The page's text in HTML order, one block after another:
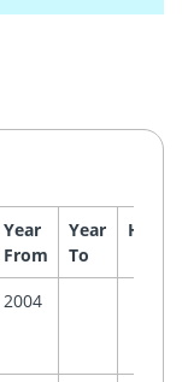
Year
From
Year
To
2004